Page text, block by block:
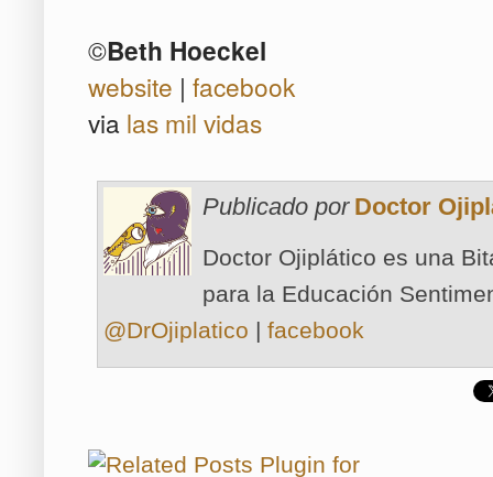
©Beth Hoeckel
website | facebook
via las mil vidas
Publicado por Doctor
Doctor Ojiplático es una
para la Educación
@DrOjiplatico | facebook